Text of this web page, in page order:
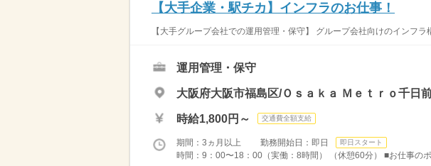
【大手企業・駅チカ】インフラのお仕事！
【大手グループ会社での運用管理・保守】 グループ会社向けのインフ
運用管理・保守
大阪府大阪市福島区/Ｏｓａｋａ Ｍｅｔｒｏ千日
時給1,800円～ 交通費全額支給
期間：3ヵ月以上 勤務開始日：即日 即日スタート
時間：9：00〜18：00（実働：8時間） （休憩60分） ■お仕事の